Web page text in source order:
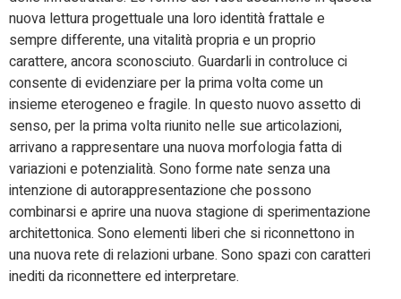
nuova lettura progettuale una loro identità frattale e
sempre differente, una vitalità propria e un proprio
carattere, ancora sconosciuto. Guardarli in controluce ci
consente di evidenziare per la prima volta come un
insieme eterogeneo e fragile. In questo nuovo assetto di
senso, per la prima volta riunito nelle sue articolazioni,
arrivano a rappresentare una nuova morfologia fatta di
variazioni e potenzialità. Sono forme nate senza una
intenzione di autorappresentazione che possono
combinarsi e aprire una nuova stagione di sperimentazione
architettonica. Sono elementi liberi che si riconnettono in
una nuova rete di relazioni urbane. Sono spazi con caratteri
inediti da riconnettere ed interpretare.